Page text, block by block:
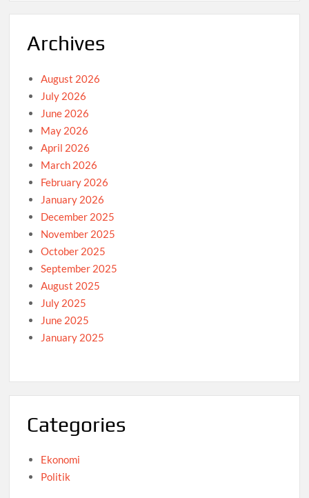
Archives
August 2026
July 2026
June 2026
May 2026
April 2026
March 2026
February 2026
January 2026
December 2025
November 2025
October 2025
September 2025
August 2025
July 2025
June 2025
January 2025
Categories
Ekonomi
Politik